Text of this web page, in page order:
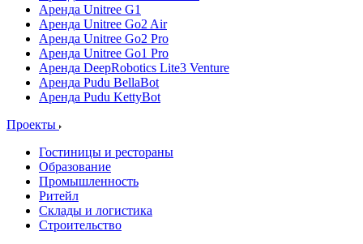
Аренда Unitree G1
Аренда Unitree Go2 Air
Аренда Unitree Go2 Pro
Аренда Unitree Go1 Pro
Аренда DeepRobotics Lite3 Venture
Аренда Pudu BellaBot
Аренда Pudu KettyBot
Проекты
Гостиницы и рестораны
Образование
Промышленность
Ритейл
Склады и логистика
Строительство